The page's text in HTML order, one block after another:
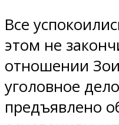
Все
этом не
отношении
уголовное
предъявлено